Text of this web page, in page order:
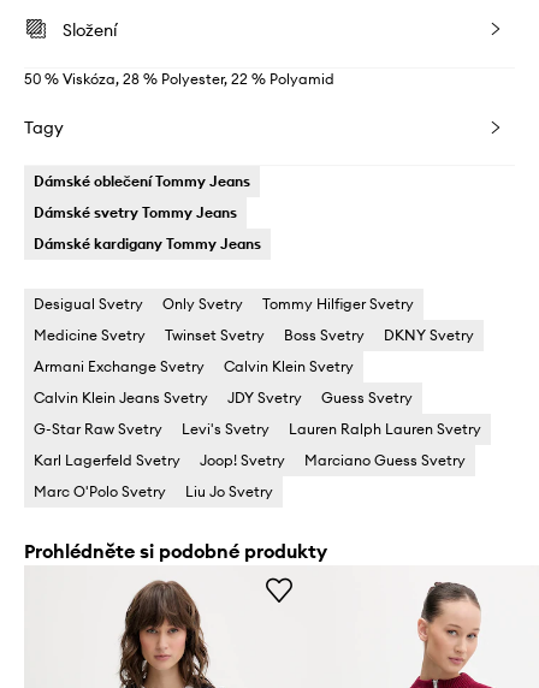
Složení
50 % Viskóza, 28 % Polyester, 22 % Polyamid
Tagy
Dámské oblečení Tommy Jeans
Dámské svetry Tommy Jeans
Dámské kardigany Tommy Jeans
Desigual Svetry Only Svetry
Tommy Hilfiger Svetry
Medicine Svetry
Twinset Svetry Boss Svetry
DKNY Svetry
Armani Exchange Svetry
Calvin Klein Svetry
Calvin Klein Jeans Svetry
JDY Svetry
Guess Svetry
G-Star Raw Svetry
Levi's Svetry
Lauren Ralph Lauren Svetry
Karl Lagerfeld Svetry
Joop! Svetry
Marciano Guess Svetry
Marc O'Polo Svetry
Liu Jo Svetry
Prohlédněte si podobné produkty